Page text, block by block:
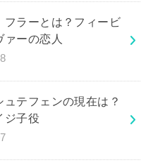
フラーとは？フィービ
ァーの恋人
ュテフェンの現在は？
ジ子役